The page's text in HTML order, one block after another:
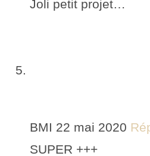
Joli petit projet…
BMI 22 mai 2020
SUPER +++